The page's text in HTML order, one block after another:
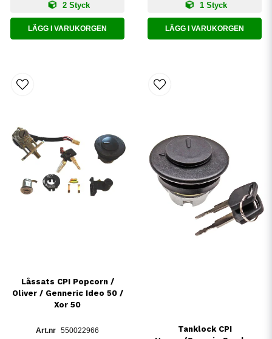
2 Styck
LÄGG I VARUKORGEN
1 Styck
LÄGG I VARUKORGEN
Låssats CPI Popcorn /
Oliver / Genneric Ideo 50 /
Xor 50
550022966
Tanklock CPI